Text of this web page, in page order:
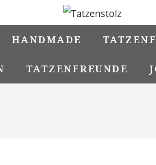
HANDMADE
TATZENFREUNDE